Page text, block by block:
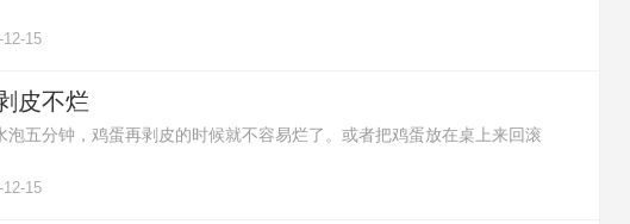
之后就可以取出食物。
12-15
皮不烂
泡五分钟，鸡蛋再剥皮的时候就不容易烂了。或者把鸡蛋放在桌上来回滚
里煮，熟后剥鸡蛋皮，鸡蛋就不会烂了。
12-15